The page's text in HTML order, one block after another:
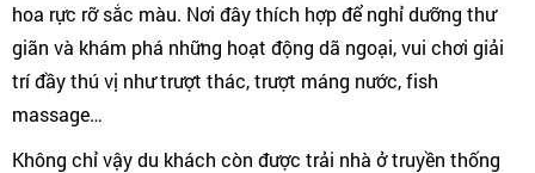
hoa rực rỡ sắc màu. Nơi đây thích hợp để nghỉ dưỡng thư
giãn và khám phá những hoạt động dã ngoại, vui chơi giải
trí đầy thú vị như trượt thác, trượt máng nước, fish
massage…
Không chỉ vậy du khách còn được trải nhà ở truyền thống